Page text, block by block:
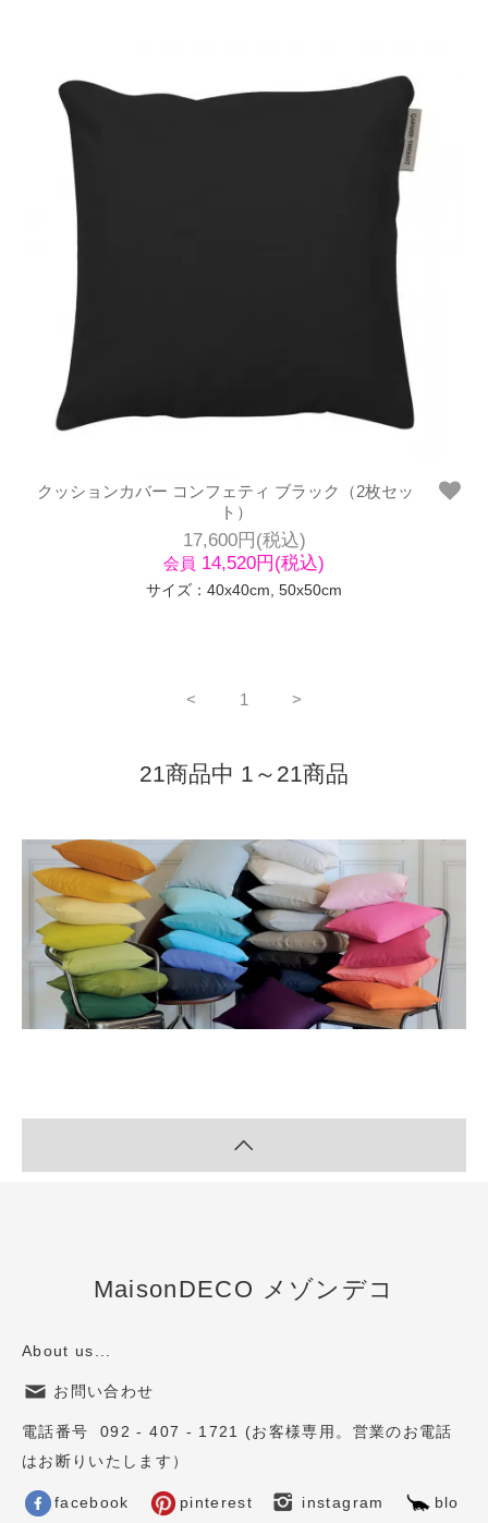
クッションカバー コンフェティ ブラック（2枚セッ
ト）
17,600円(税込)
会員 14,520円(税込)
サイズ：40x40cm, 50x50cm
< 1 >
21商品中 1～21商品
MaisonDECO メゾンデコ
About us...
お問い合わせ
電話番号 092 - 407 - 1721 (お客様専用。営業のお電話
はお断りいたします）
facebook pinterest instagram blo